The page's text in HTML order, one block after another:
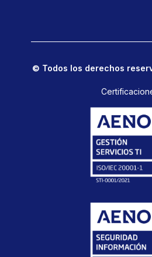
© Todos los derechos